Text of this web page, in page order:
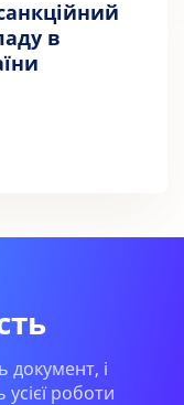
в
документ, і
роботи